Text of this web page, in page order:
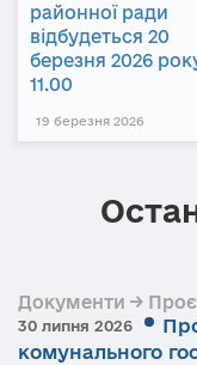
районної ради
відбудеться 20
березня 2026
11.00
19 березня 2026
Документи →
30 липня 2026
комунального